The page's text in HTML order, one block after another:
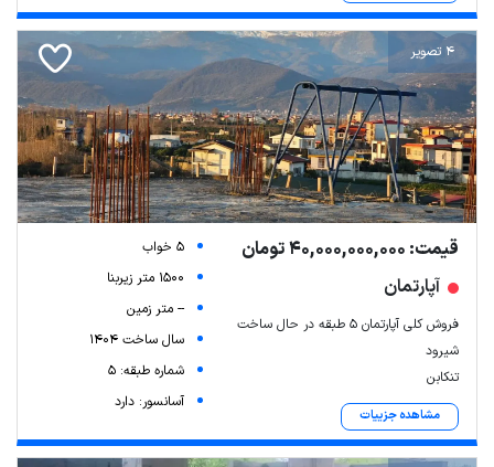
4 تصویر
قیمت: 40,000,000,000 تومان
آپارتمان
فروش کلی آپارتمان ۵ طبقه در حال ساخت
شیرود
تنکابن
مشاهده جزییات
5 خواب
1500 متر زیربنا
-- متر زمین
سال ساخت 1404
شماره طبقه: 5
آسانسور: دارد